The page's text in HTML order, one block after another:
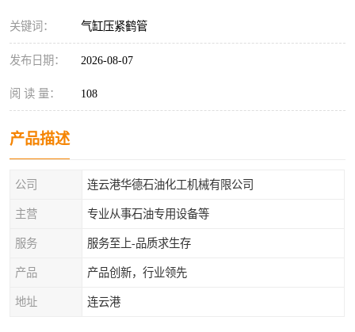
关键词： 气缸压紧鹤管
发布日期： 2026-08-07
阅 读 量： 108
产品描述
公司 连云港华德石油化工机械有限公司
主营 专业从事石油专用设备等
服务 服务至上-品质求生存
产品 产品创新，行业领先
地址 连云港